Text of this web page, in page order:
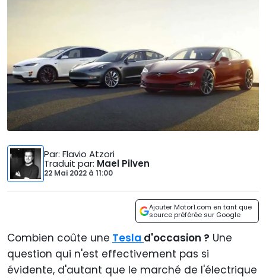
Par: Flavio Atzori
Traduit par: Mael Pilven
22 Mai 2022 à 11:00
Ajouter Motor1.com en tant que
source préférée sur Google
Combien coûte une Tesla d'occasion ? Une
question qui n'est effectivement pas si
évidente, d'autant que le marché de l'électrique